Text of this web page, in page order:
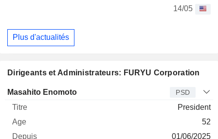
14/05
Plus d'actualités
Dirigeants et Administrateurs: FURYU Corporation
Dirigeant Titre Age
Masahito Enomoto PSD
President
52
01/06/2025